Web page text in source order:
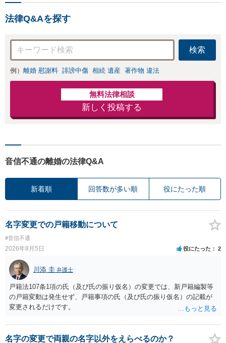
法律Q&Aを探す
検索
例） 離婚 慰謝料 誹謗中傷 相続 遺産 著作物 違法
無料法律相談
新しく投稿する
音信不通の離婚の法律Q&A
新着順 回答数が多い順 役にたった順
名字変更での戸籍移動について
#音信不通
2026年8月5日 役にたった 2
川添 圭 弁護士
戸籍法107条1項の氏（及び氏の振り仮名）の変更では、新戸籍編製等
の戸籍変動は発生せず、戸籍事項の氏（及び氏の振り仮名）の記載が
変更されるだけです。
名字の変更で両親の名字以外をえらべるのか？